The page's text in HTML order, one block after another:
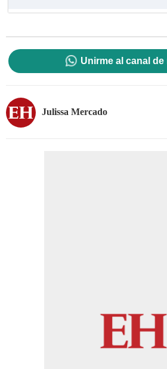
Unirme al canal
Julissa Mercado